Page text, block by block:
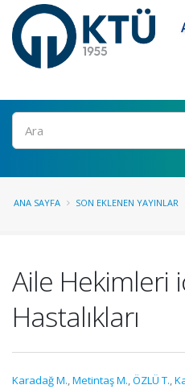
Ara
ANA SAYFA SON EKLENEN YAYINLAR
Aile Hekimleri
Hastalıkları
Karadağ M.,Metintaş M.,ÖZLÜ T.,